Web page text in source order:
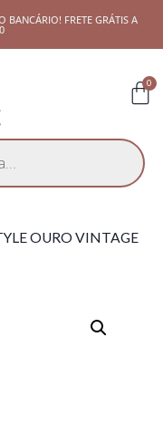
BANCÁRIO! FRETE GRÁTIS A
0
OURO VINTAGE